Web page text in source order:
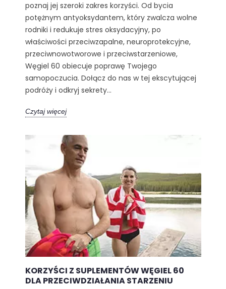
poznaj jej szeroki zakres korzyści. Od bycia
potężnym antyoksydantem, który zwalcza wolne
rodniki i redukuje stres oksydacyjny, po
właściwości przeciwzapalne, neuroprotekcyjne,
przeciwnowotworowe i przeciwstarzeniowe,
Węgiel 60 obiecuje poprawę Twojego
samopoczucia. Dołącz do nas w tej ekscytującej
podróży i odkryj sekrety...
Czytaj więcej
KORZYŚCI Z SUPLEMENTÓW WĘGIEL 60
DLA PRZECIWDZIAŁANIA STARZENIU